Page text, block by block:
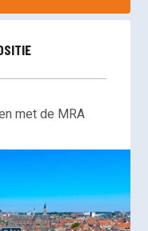
met de MRA